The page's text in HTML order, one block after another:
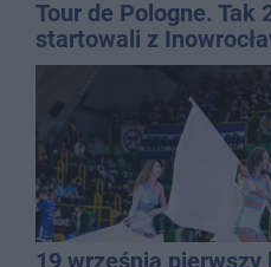
Tour de Pologne. Tak
startowali z
19 września